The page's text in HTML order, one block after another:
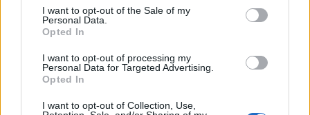
consent section.
I want to opt-out of the Sale of my
Personal Data.
Opted In
I want to opt-out of processing my
Personal Data for Targeted Advertising.
Opted In
I want to opt-out of Collection, Use,
Ελληνική Αναπτυξιακή
δισ. ευρώ ανοίγει δρόμο για
πινακίδων κυκλοφορίας -